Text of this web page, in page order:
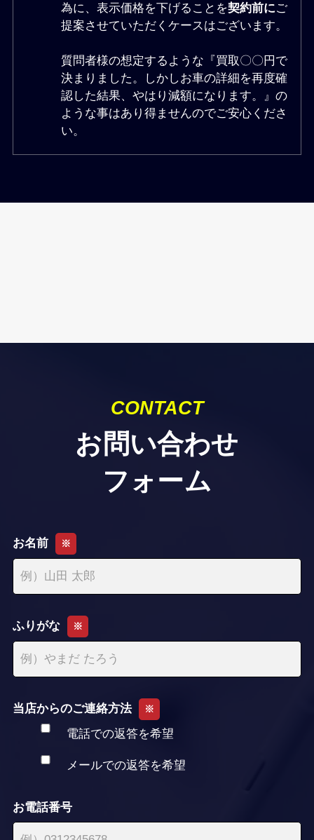
為に、表示価格を下げることを契約前にご
提案させていただくケースはございます。
質問者様の想定するような『買取〇〇円で
決まりました。しかしお車の詳細を再度確
認した結果、やはり減額になります。』の
ような事はあり得ませんのでご安心くださ
い。
CONTACT
お問い合わせ
フォーム
お名前 ※
ふりがな ※
当店からのご連絡方法 ※
電話での返答を希望
メールでの返答を希望
お電話番号